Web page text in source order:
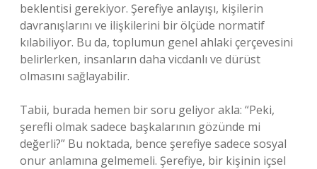
beklentisi gerekiyor. Şerefiye anlayışı, kişilerin
davranışlarını ve ilişkilerini bir ölçüde normatif
kılabiliyor. Bu da, toplumun genel ahlaki çerçevesini
belirlerken, insanların daha vicdanlı ve dürüst
olmasını sağlayabilir.
Tabii, burada hemen bir soru geliyor akla: “Peki,
şerefli olmak sadece başkalarının gözünde mi
değerli?” Bu noktada, bence şerefiye sadece sosyal
onur anlamına gelmemeli. Şerefiye, bir kişinin içsel